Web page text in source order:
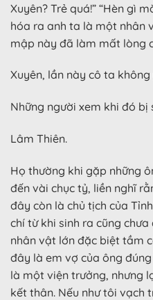
Xuyên? Trẻ quá!” “Hèn gì
hóa ra anh ta là một nhân
mập này đã làm mất lòng
Xuyên, lần này cô ta không
Những người xem khi đó bị
Lâm Thiên.
Họ thường khi gặp những
đến vài chục tỷ, liền nghĩ
đây còn là chủ tịch của
chí từ khi sinh ra cũng
nhân vật lớn đặc biệt tầm
đây là em vợ của ông
là một viện trưởng, nhưng
kết thân. Nếu như tôi vạch